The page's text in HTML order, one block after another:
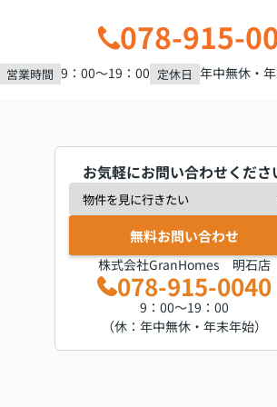
078-915-
営業時間 9：00～19：00 定休日 年中無休・
お気軽にお問い合わせくださ
無料お問い合わせ
株式会社GranHomes 明石店
078-915-0040
9：00～19：00
（休：年中無休・年末年始）